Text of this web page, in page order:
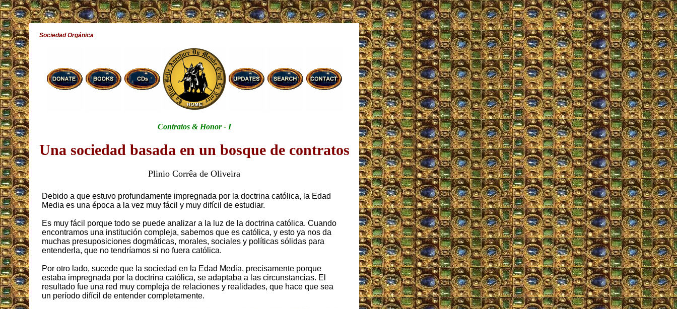
Sociedad Orgánica
Contratos & Honor - I
Una sociedad basada en un bosque de contratos
Plinio Corrêa de Oliveira
Debido a que estuvo profundamente impregnada por la doctrina católica, la Edad
Media es una época a la vez muy fácil y muy difícil de estudiar.
Es muy fácil porque todo se puede analizar a la luz de la doctrina católica. Cuando
encontramos una institución compleja, sabemos que es católica, y esto ya nos da
muchas presuposiciones dogmáticas, morales, sociales y políticas sólidas para
entenderla, que no tendríamos si no fuera católica.
Por otro lado, sucede que la sociedad en la Edad Media, precisamente porque
estaba impregnada por la doctrina católica, se adaptaba a las circunstancias. El
resultado fue una red muy compleja de relaciones y realidades, que hace que sea
un período difícil de entender completamente.